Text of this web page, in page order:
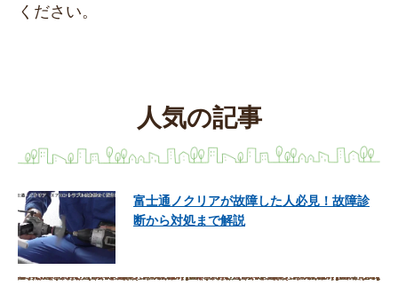
ください。
人気の記事
富士通ノクリアが故障した人必見！故障診
断から対処まで解説